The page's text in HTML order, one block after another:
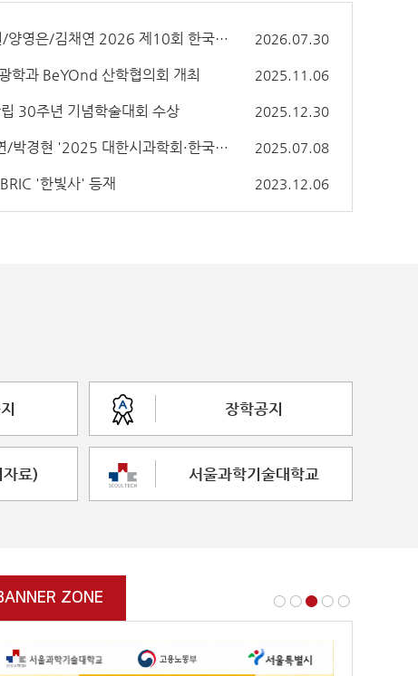
제10회 한국안광학회•대한시과학회 공동학술대회에서 우수상 수상 2026.07.30
학과 BeYOnd 산학협의회 개최 2025.11.06
30주년 기념학술대회 수상 2025.12.30
안경광학과 김나현/김채연/박경현 '2025 대한시과학회·한국안광학회 공동학술대회'에서 우수논문상 수상 2025.07.08
'한빛사' 등재 2023.12.06
장학공지
자료) 서울과학기술대학교
ZONE